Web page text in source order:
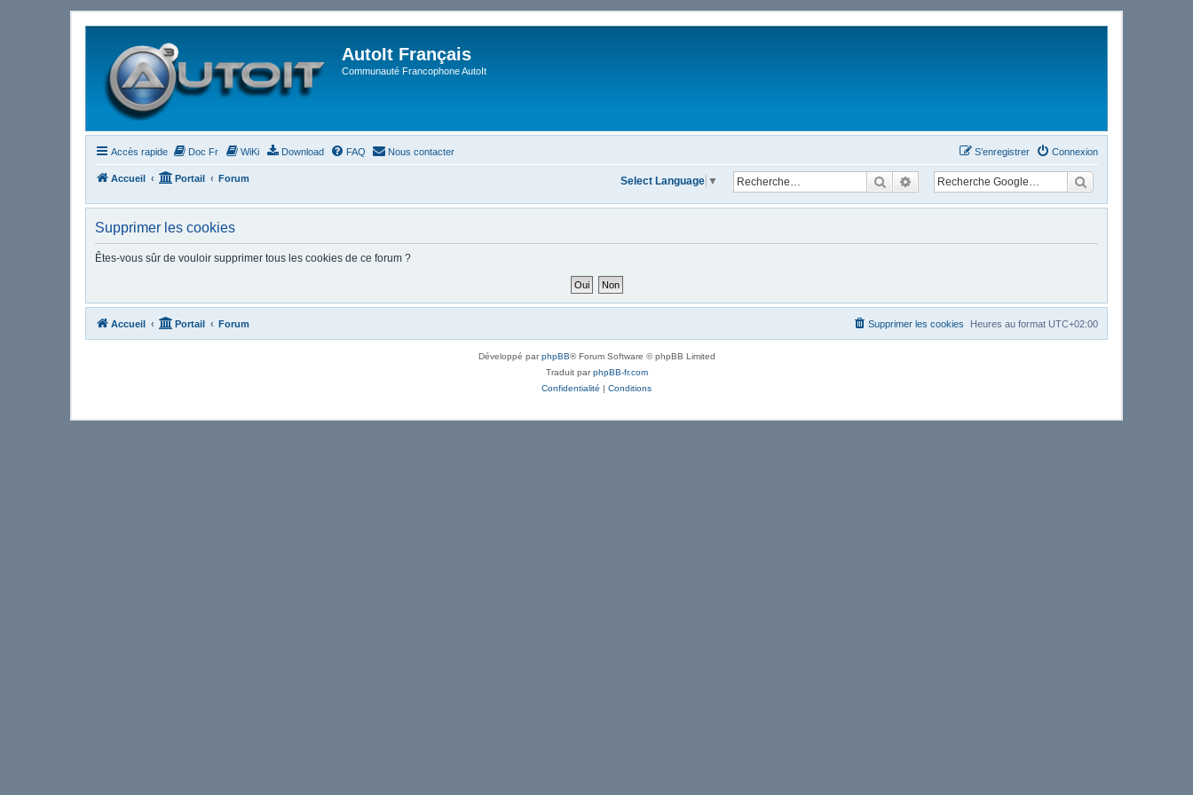
AutoIt Français
Communauté Francophone AutoIt
Accès rapide Doc Fr WiKi Download FAQ Nous contacter Connexion
S’enregistrer
Accueil Portail Forum RechercherRecherche avancée
Select Language ▼
Supprimer les cookies
Êtes-vous sûr de vouloir supprimer tous les cookies de ce forum ?
Accueil Portail Forum Heures au format UTC+02:00
Supprimer les cookies
Développé parphpBB® Forum Software © phpBB Limited
Traduit parphpBB-fr.com
Confidentialité | Conditions